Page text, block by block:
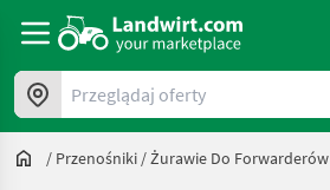
Przeglądaj oferty
/ Przenośniki /Żurawie Do Forwarderów